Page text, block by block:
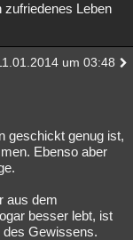
zufriedenes Leben
um 03:48
geschickt genug ist,
Ebenso aber
aus dem
besser lebt, ist
des Gewissens.